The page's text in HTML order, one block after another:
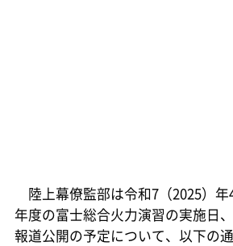
陸上幕僚監部は令和7（2025）
年度の富士総合火力演習の実施日
報道公開の予定について、以下の通